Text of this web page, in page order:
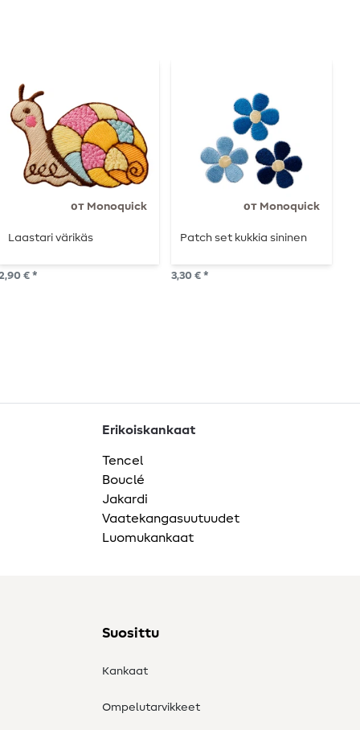
от Monoquick
Laastari värikäs
€ *
от Monoquick
Patch set kukkia sininen
3,30 € *
Erikoiskankaat
Tencel
Bouclé
Jakardi
Vaatekangasuutuudet
Luomukankaat
Suosittu
Kankaat
Ompelutarvikkeet